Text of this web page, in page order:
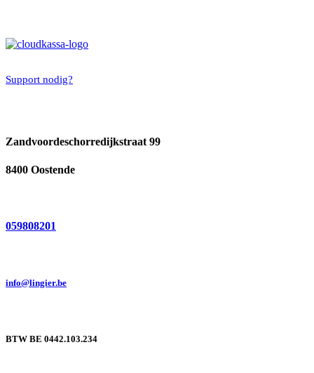
Support nodig?
Zandvoordeschorredijkstraat 99
8400 Oostende
059808201
info@lingier.be
BTW BE 0442.103.234